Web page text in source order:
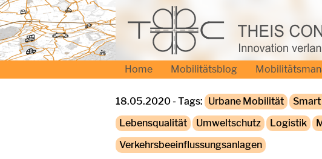
Home Mobilitätsblog
18.05.2020 - Tags: Urbane Mobilität
Lebensqualität
Umweltschutz Logistik
Verkehrsbeeinflussungsanlagen